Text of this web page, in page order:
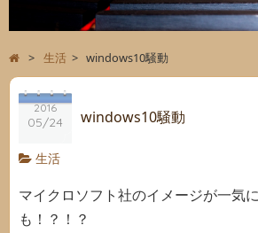
> 生活 > windows10騒動
2016
05/24 windows10騒動
生活
マイクロソフト社のイメージが一気
も！？！？